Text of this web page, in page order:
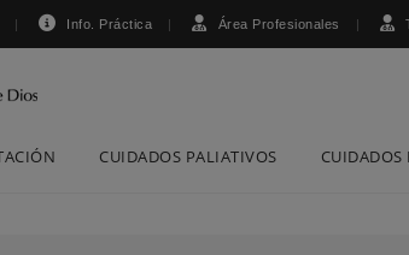
Info. Práctica Área Profesionales
CUIDADOS PALIATIVOS CUIDADOS